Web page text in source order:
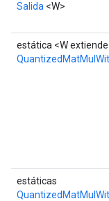
Salida <W>
estática <W extiende
estáticas